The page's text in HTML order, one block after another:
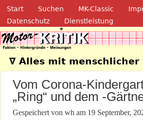
Direkt zum Inhalt
Navigation
Start Suchen MK-Classic
Datenschutz
Dienstleistung
Motor-
∇ Alles mit
Vom Corona-
„Ring“ und dem -
Gespeichert von wh am 19 September,